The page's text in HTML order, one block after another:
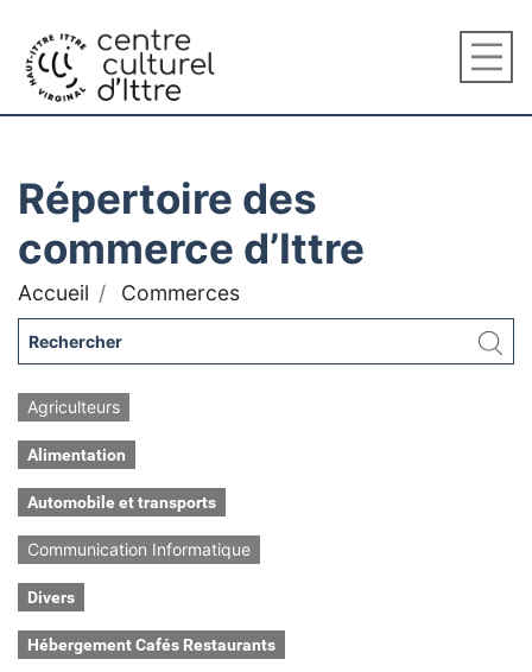
Répertoire des
commerce d’Ittre
Accueil Commerces
Agriculteurs
Alimentation
Automobile et transports
Communication Informatique
Divers
Hébergement Cafés Restaurants